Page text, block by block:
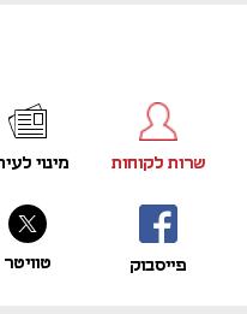
פייסבוק
שרות לקוחות
טוויטר
מינוי